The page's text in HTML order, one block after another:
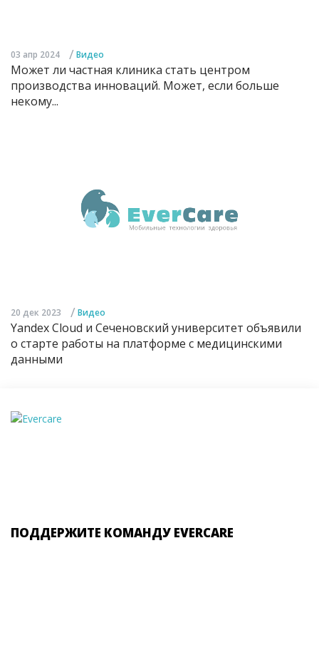
03 апр 2024 / Видео
Может ли частная клиника стать центром
производства инноваций. Может, если больше
некому...
20 дек 2023 / Видео
Yandex Cloud и Сеченовский университет объявили
о старте работы на платформе с медицинскими
данными
ПОДДЕРЖИТЕ КОМАНДУ EVERCARE